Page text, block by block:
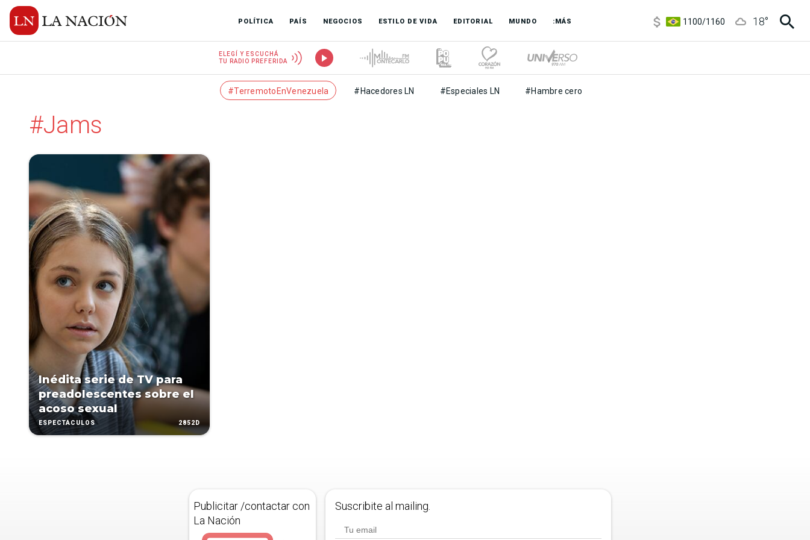
POLÍTICA PAÍS NEGOCIOS ESTILO DE VIDA EDITORIAL MUNDO :MÁS
1100/1160
18°
ELEGÍ Y ESCUCHÁ
TU RADIO PREFERIDA
#TerremotoEnVenezuela #Hacedores LN #Especiales LN #Hambre cero
#Jams
Inédita serie de TV para
preadolescentes sobre el
acoso sexual
ESPECTÁCULOS 2852D
Publicitar /contactar con
La Nación
Suscribite al mailing.